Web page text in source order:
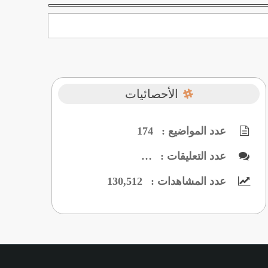
الأحصائيات
عدد المواضيع : 174
عدد التعليقات : …
عدد المشاهدات : 130,512